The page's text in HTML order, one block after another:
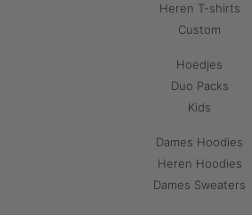
Heren T-shirts
Custom
Hoedjes
Duo Packs
Kids
Dames Hoodies
Heren Hoodies
Dames Sweaters